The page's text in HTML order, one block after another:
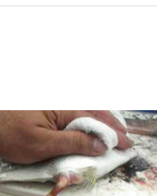
στο Chiang